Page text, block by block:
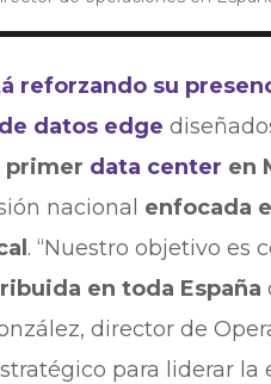
reforzando su
datos edge
primer data center en
nacional enfocada
. “Nuestro objetivo es
en toda España
director de
para liderar